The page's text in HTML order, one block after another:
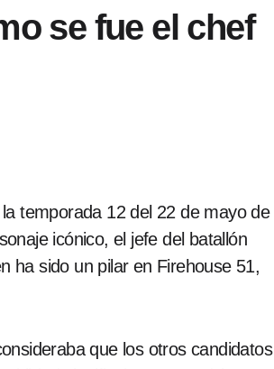
se fue el chef
temporada 12 del 22 de mayo de
icónico, el jefe del batallón
ha sido un pilar en Firehouse 51,
que los otros candidatos